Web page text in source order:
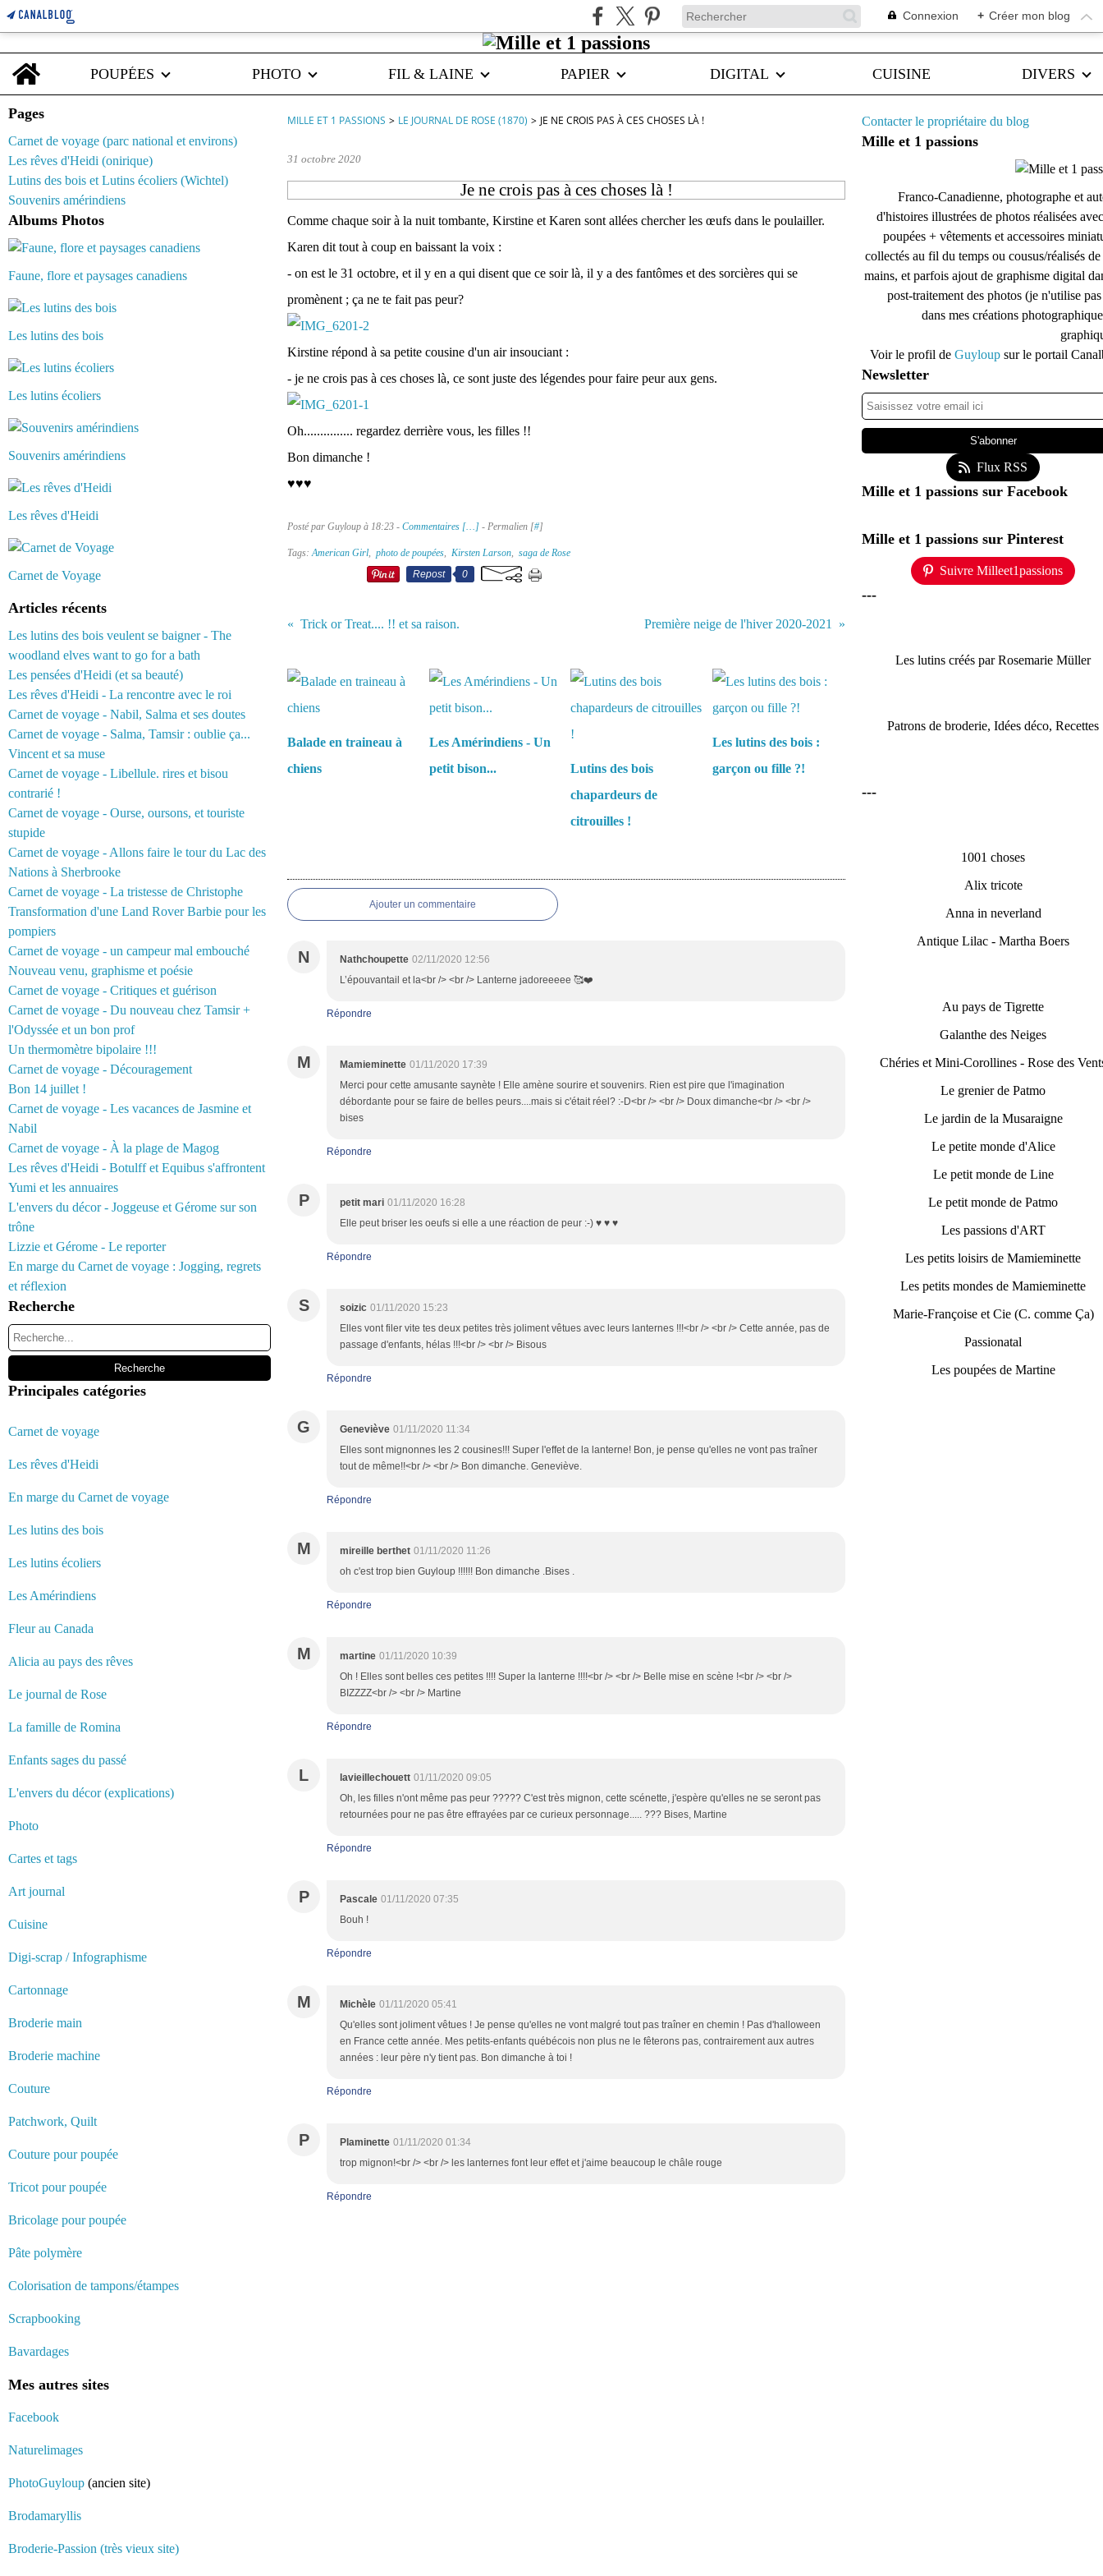
Connexion + Créer mon blog
Home
POUPÉES
PHOTO FIL & LAINE PAPIER DIGITAL CUISINE DIVERS
Pages
Carnet de voyage (parc national et environs)
Les rêves d'Heidi (onirique)
Lutins des bois et Lutins écoliers (Wichtel)
Souvenirs amérindiens
Albums Photos
Faune, flore et paysages canadiens
Les lutins des bois
Les lutins écoliers
Souvenirs amérindiens
Les rêves d'Heidi
Carnet de Voyage
Articles récents
Les lutins des bois veulent se baigner - The
woodland elves want to go for a bath
Les pensées d'Heidi (et sa beauté)
Les rêves d'Heidi - La rencontre avec le roi
Carnet de voyage - Nabil, Salma et ses doutes
Carnet de voyage - Salma, Tamsir : oublie ça...
Vincent et sa muse
Carnet de voyage - Libellule. rires et bisou
contrarié !
Carnet de voyage - Ourse, oursons, et touriste
stupide
Carnet de voyage - Allons faire le tour du Lac des
Nations à Sherbrooke
Carnet de voyage - La tristesse de Christophe
Transformation d'une Land Rover Barbie pour les
pompiers
Carnet de voyage - un campeur mal embouché
Nouveau venu, graphisme et poésie
Carnet de voyage - Critiques et guérison
Carnet de voyage - Du nouveau chez Tamsir +
l'Odyssée et un bon prof
Un thermomètre bipolaire !!!
Carnet de voyage - Découragement
Bon 14 juillet !
Carnet de voyage - Les vacances de Jasmine et
Nabil
Carnet de voyage - À la plage de Magog
Les rêves d'Heidi - Botulff et Equibus s'affrontent
Yumi et les annuaires
L'envers du décor - Joggeuse et Gérome sur son
trône
Lizzie et Gérome - Le reporter
En marge du Carnet de voyage : Jogging, regrets
et réflexion
Recherche
Principales catégories
Carnet de voyage
Les rêves d'Heidi
En marge du Carnet de voyage
Les lutins des bois
Les lutins écoliers
Les Amérindiens
Fleur au Canada
Alicia au pays des rêves
Le journal de Rose
La famille de Romina
Enfants sages du passé
L'envers du décor (explications)
Photo
Cartes et tags
Art journal
Cuisine
Digi-scrap / Infographisme
Cartonnage
Broderie main
Broderie machine
Couture
Patchwork, Quilt
Couture pour poupée
Tricot pour poupée
Bricolage pour poupée
Pâte polymère
Colorisation de tampons/étampes
Scrapbooking
Bavardages
Mes autres sites
Facebook
Naturelimages
PhotoGuyloup (ancien site)
Brodamaryllis
Broderie-Passion (très vieux site)
MILLE ET 1 PASSIONS > LE JOURNAL DE ROSE (1870) > JE NE CROIS PAS À CES CHOSES LÀ !
31 octobre 2020
Je ne crois pas à ces choses là !
Comme chaque soir à la nuit tombante, Kirstine et Karen sont allées chercher les œufs dans le poulailler.
Karen dit tout à coup en baissant la voix :
- on est le 31 octobre, et il y en a qui disent que ce soir là, il y a des fantômes et des sorcières qui se
promènent ; ça ne te fait pas peur?
Kirstine répond à sa petite cousine d'un air insouciant :
- je ne crois pas à ces choses là, ce sont juste des légendes pour faire peur aux gens.
Oh............... regardez derrière vous, les filles !!
Bon dimanche !
♥♥♥
Posté par Guyloup à 18:23 - Commentaires […] - Permalien [#]
Tags:American Girl, photo de poupées, Kirsten Larson, saga de Rose
Repost
0
Trick or Treat.... !! et sa raison. Première neige de l'hiver 2020-2021
Balade en traineau à
chiens
Les Amérindiens - Un
petit bison...
Lutins des bois
chapardeurs de
citrouilles !
Les lutins des bois :
garçon ou fille ?!
Ajouter un commentaire
N Nathchoupette 02/11/2020 12:56
L’épouvantail et la<br /> <br /> Lanterne jadoreeeee 🥰❤️
Répondre
M Mamieminette 01/11/2020 17:39
Merci pour cette amusante saynète ! Elle amène sourire et souvenirs. Rien est pire que l'imagination
débordante pour se faire de belles peurs....mais si c'était réel? :-D<br /> <br /> Doux dimanche<br /> <br />
bises
Répondre
P petit mari 01/11/2020 16:28
Elle peut briser les oeufs si elle a une réaction de peur :-) ♥ ♥ ♥
Répondre
S soizic 01/11/2020 15:23
Elles vont filer vite tes deux petites très joliment vêtues avec leurs lanternes !!!<br /> <br /> Cette année, pas de
passage d'enfants, hélas !!!<br /> <br /> Bisous
Répondre
G Geneviève 01/11/2020 11:34
Elles sont mignonnes les 2 cousines!!! Super l'effet de la lanterne! Bon, je pense qu'elles ne vont pas traîner
tout de même!!<br /> <br /> Bon dimanche. Geneviève.
Répondre
M mireille berthet 01/11/2020 11:26
oh c'est trop bien Guyloup !!!!!! Bon dimanche .Bises .
Répondre
M martine 01/11/2020 10:39
Oh ! Elles sont belles ces petites !!!! Super la lanterne !!!!<br /> <br /> Belle mise en scène !<br /> <br />
BIZZZZ<br /> <br /> Martine
Répondre
L lavieillechouett 01/11/2020 09:05
Oh, les filles n'ont même pas peur ????? C'est très mignon, cette scénette, j'espère qu'elles ne se seront pas
retournées pour ne pas être effrayées par ce curieux personnage..... ??? Bises, Martine
Répondre
P Pascale 01/11/2020 07:35
Bouh !
Répondre
M Michèle 01/11/2020 05:41
Qu'elles sont joliment vêtues ! Je pense qu'elles ne vont malgré tout pas traîner en chemin ! Pas d'halloween
en France cette année. Mes petits-enfants québécois non plus ne le fêterons pas, contrairement aux autres
années : leur père n'y tient pas. Bon dimanche à toi !
Répondre
P Plaminette 01/11/2020 01:34
trop mignon!<br /> <br /> les lanternes font leur effet et j'aime beaucoup le châle rouge
Répondre
Contacter le propriétaire du blog
Mille et 1 passions
Franco-Canadienne, photographe et
d'histoires illustrées de photos réalisées
poupées + vêtements et accessoires
collectés au fil du temps ou cousus/réalisés de
mains, et parfois ajout de graphisme digital
post-traitement des photos (je n'utilise
dans mes créations
Voir le profil de Guyloup sur le portail
Newsletter
Flux RSS
Mille et 1 passions sur Facebook
Mille et 1 passions sur Pinterest
Suivre Milleet1passions
---
Les lutins créés par Rosemarie Müller
Patrons de broderie, Idées déco, Recettes
---
1001 choses
Alix tricote
Anna in neverland
Antique Lilac - Martha Boers
Au pays de Tigrette
Galanthe des Neiges
Chéries et Mini-Corollines - Rose des
Le grenier de Patmo
Le jardin de la Musaraigne
Le petite monde d'Alice
Le petit monde de Line
Le petit monde de Patmo
Les passions d'ART
Les petits loisirs de Mamieminette
Les petits mondes de Mamieminette
Marie-Françoise et Cie (C. comme Ça)
Passionatal
Les poupées de Martine